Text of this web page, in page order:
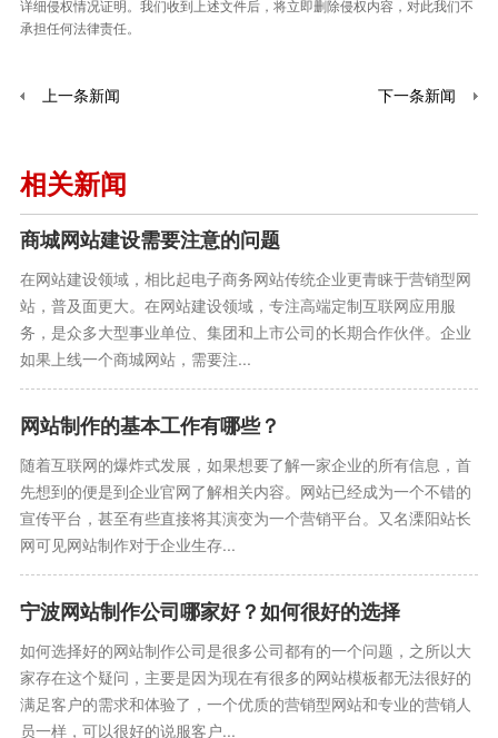
详细侵权情况证明。我们收到上述文件后，将立即删除侵权内容，对此我们不
承担任何法律责任。
上一条新闻 下一条新闻
相关新闻
商城网站建设需要注意的问题
在网站建设领域，相比起电子商务网站传统企业更青睐于营销型网
站，普及面更大。在网站建设领域，专注高端定制互联网应用服
务，是众多大型事业单位、集团和上市公司的长期合作伙伴。企业
如果上线一个商城网站，需要注...
网站制作的基本工作有哪些？
随着互联网的爆炸式发展，如果想要了解一家企业的所有信息，首
先想到的便是到企业官网了解相关内容。网站已经成为一个不错的
宣传平台，甚至有些直接将其演变为一个营销平台。又名溧阳站长
网可见网站制作对于企业生存...
宁波网站制作公司哪家好？如何很好的选择
如何选择好的网站制作公司是很多公司都有的一个问题，之所以大
家存在这个疑问，主要是因为现在有很多的网站模板都无法很好的
满足客户的需求和体验了，一个优质的营销型网站和专业的营销人
员一样，可以很好的说服客户...